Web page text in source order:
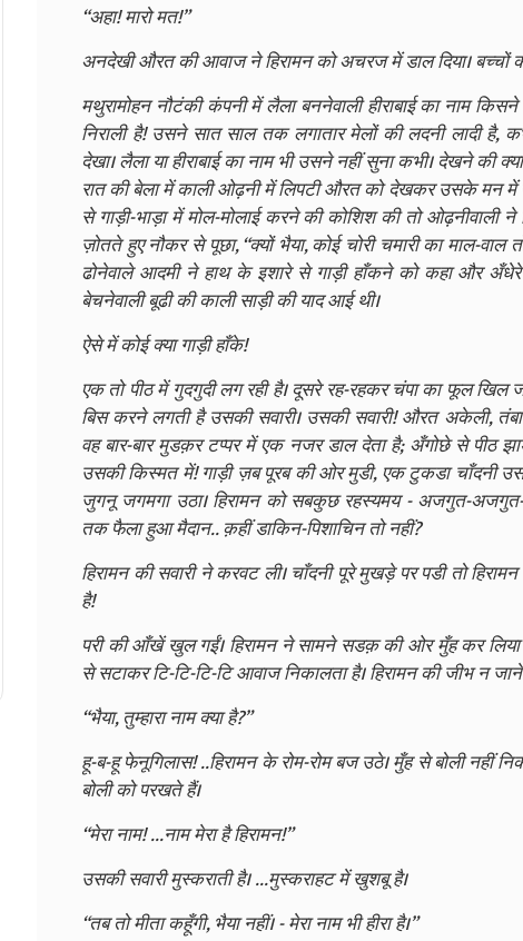
“अहा! मारो मत!”
अनदेखी औरत की आवाज ने हिरामन को अचरज में डाल दिया। बच्चों
मथुरामोहन नौटंकी कंपनी में लैला बननेवाली हीराबाई का नाम
निराली है! उसने सात साल तक लगातार मेलों की लदनी लादी है,
देखा। लैला या हीराबाई का नाम भी उसने नहीं सुना कभी। देखने की
रात की बेला में काली ओढ़नी में लिपटी औरत को देखकर उसके मन में
से गाड़ी-भाड़ा में मोल-मोलाई करने की कोशिश की तो ओढ़नीवाली ने
ज़ोतते हुए नौकर से पूछा, “क्यों भैया, कोई चोरी चमारी का माल-
ढोनेवाले आदमी ने हाथ के इशारे से गाड़ी हाँकने को कहा और अँधेरे
बेचनेवाली बूढी की काली साड़ी की याद आई थी।
ऐसे में कोई क्या गाड़ी हाँके!
एक तो पीठ में गुदगुदी लग रही है। दूसरे रह-रहकर चंपा का फूल खिल
बिस करने लगती है उसकी सवारी। उसकी सवारी! औरत अकेली,
वह बार-बार मुडक़र टप्पर में एक नजर डाल देता है; अँगोछे से पीठ
उसकी किस्मत में! गाड़ी ज़ब पूरब की ओर मुडी, एक टुकडा चाँदनी
जुगनू जगमगा उठा। हिरामन को सबकुछ रहस्यमय - अजगुत-अजगुत-
तक फैला हुआ मैदान.. क़हीं डाकिन-पिशाचिन तो नहीं?
हिरामन की सवारी ने करवट ली। चाँदनी पूरे मुखड़े पर पडी तो
है!
परी की आँखें खुल गईं। हिरामन ने सामने सडक़ की ओर मुँह कर लिया
से सटाकर टि-टि-टि-टि आवाज निकालता है। हिरामन की जीभ न
“भैया, तुम्हारा नाम क्या है?”
हू-ब-हू फेनूगिलास! ..हिरामन के रोम-रोम बज उठे। मुँह से बोली
बोली को परखते हैं।
“मेरा नाम! ...नाम मेरा है हिरामन!”
उसकी सवारी मुस्कराती है। ...मुस्कराहट में खुशबू है।
“तब तो मीता कहूँगी, भैया नहीं। - मेरा नाम भी हीरा है।”